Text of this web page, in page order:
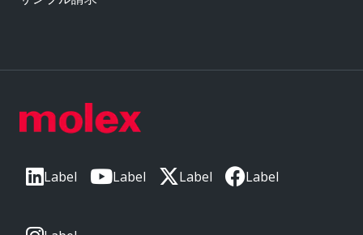
Label Label Label Label